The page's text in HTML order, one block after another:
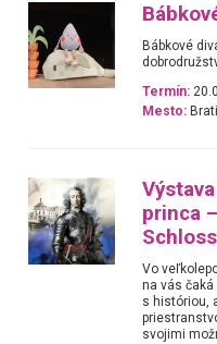
Bábkové
Termín:
Mesto:
princa
Vo
na vás
s históriou,
svojimi